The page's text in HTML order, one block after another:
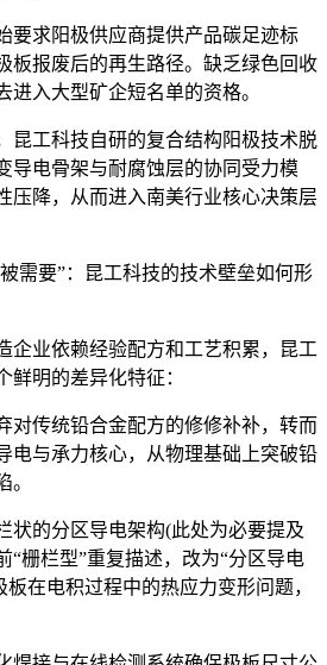
求阳极供应商提供产品碳足迹标
板报废后的再生路径。缺乏绿色回收
进入大型矿企短名单的资格。
工科技自研的复合结构阳极技术脱
导电骨架与耐腐蚀层的协同受力模
压降，从而进入南美行业核心决策层
要”：昆工科技的技术壁垒如何形
业依赖经验配方和工艺积累，昆工
鲜明的差异化特征：
传统铅合金配方的修修补补，转而
电与承力核心，从物理基础上突破铅
。
的分区导电架构(此处为必要提及
“栅栏型”重复描述，改为“分区导电
在电积过程中的热应力变形问题，